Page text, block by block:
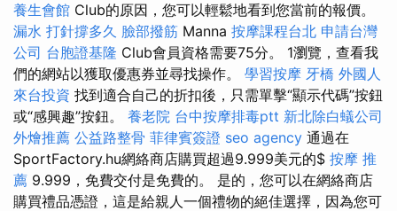
養生會館 Club的原因，您可以輕鬆地看到您當前的報價。
漏水 打針撐多久 臉部撥筋 Manna 按摩課程台北 申請台灣
公司 台胞證基隆 Club會員資格需要75分。 1瀏覽，查看我
們的網站以獲取優惠券並尋找操作。 學習按摩 牙橋 外國人
來台投資 找到適合自己的折扣後，只需單擊“顯示代碼”按鈕
或“感興趣”按鈕。 養老院 台中按摩排毒ptt 新北除白蟻公司
外燴推薦 公益路整骨 菲律賓簽證 seo agency 通過在
SportFactory.hu網絡商店購買超過9.999美元的$ 按摩 推
薦 9.999，免費交付是免費的。 是的，您可以在網絡商店
購買禮品憑證，這是給親人一個禮物的絕佳選擇，因為您可